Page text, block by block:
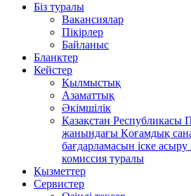
Біз туралы
Вакансиялар
Пікірлер
Байланыс
Бланктер
Кейстер
Қылмыстық
Азаматтық
Әкімшілік
Қазақстан Республикасы
жанындағы Қоғамдық
бағдарламасын іске
комиссия туралы
Қызметтер
Сервистер